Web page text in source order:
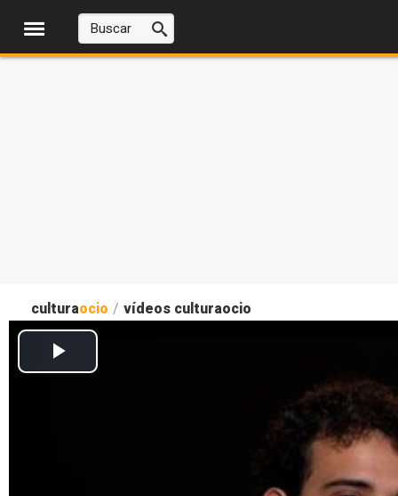
culturaocio / vídeos culturaocio